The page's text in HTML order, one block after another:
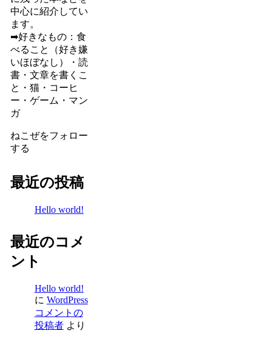
中心に紹介してい
ます。
➡好きなもの：食
べること（好き嫌
いほぼなし）・読
書・文章を書くこ
と・猫・コーヒ
ー・ゲーム・マン
ガ
ねこぜをフォロー
する
最近の投稿
Hello world!
最近のコメ
ント
Hello world!
に WordPress
コメントの
投稿者より